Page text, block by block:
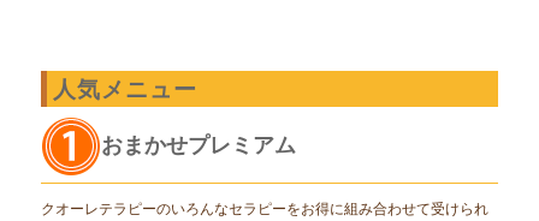
人気メニュー
おまかせプレミアム
クオーレテラピーのいろんなセラピーをお得に組み合わせて受けられ